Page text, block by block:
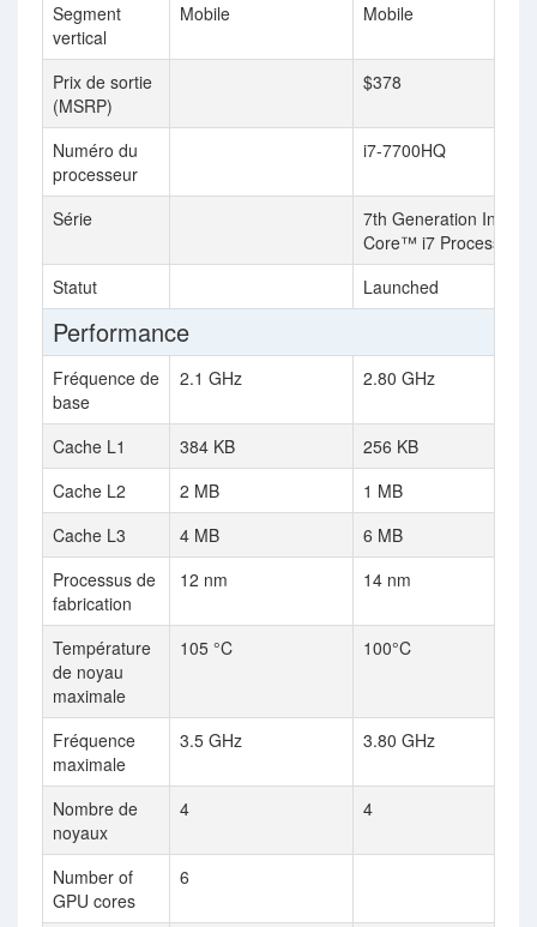
Segment
vertical
Mobile Mobile
Prix de sortie
(MSRP)
$378
Numéro du
processeur
i7-7700HQ
Série
7th Generation Intel®
Core™ i7 Processors
Statut
Launched
Performance
Fréquence de
base
2.1 GHz 2.80 GHz
Cache L1 384 KB
256 KB
Cache L2
2 MB
1 MB
Cache L3
4 MB
6 MB
Processus de
fabrication
12 nm 14 nm
Température
de noyau
maximale
105 °C 100°C
Fréquence
maximale
3.5 GHz 3.80 GHz
Nombre de
noyaux
4 4
Number of
GPU cores
6